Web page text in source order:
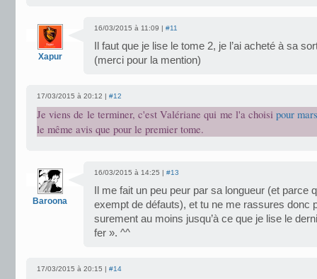
Xapur
16/03/2015 à 11:09 | #11
Il faut que je lise le tome 2, je l’ai acheté à sa
(merci pour la mention)
17/03/2015 à 20:12 | #12
Je viens de le terminer, c'est Valériane qui me l'a choisipour
le même avis que pour le premier tome.
Baroona
16/03/2015 à 14:25 | #13
Il me fait un peu peur par sa longueur (et parce
exempt de défauts), et tu ne me rassures donc
surement au moins jusqu’à ce que je lise le
fer ». ^^
17/03/2015 à 20:15 | #14